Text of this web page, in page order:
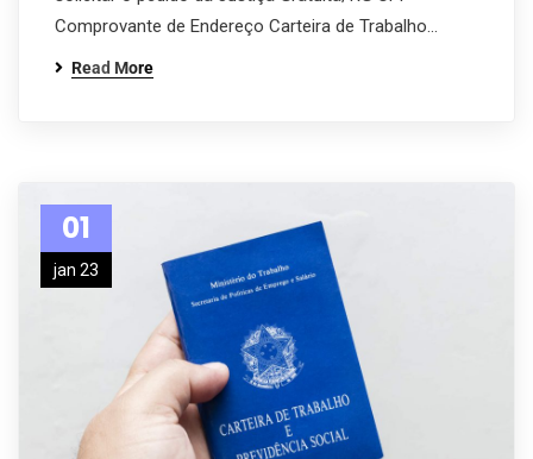
Comprovante de Endereço Carteira de Trabalho…
Read More
01
jan 23